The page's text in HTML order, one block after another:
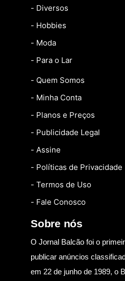
- Diversos
- Hobbies
- Moda
- Para o Lar
- Quem Somos
- Minha Conta
- Planos e Preços
- Publicidade Legal
- Assine
- Políticas de Privacidade
- Termos de Uso
- Fale Conosco
Sobre nós
O Jornal Balcão foi o
publicar anúncios
em 22 de junho de 1989, o